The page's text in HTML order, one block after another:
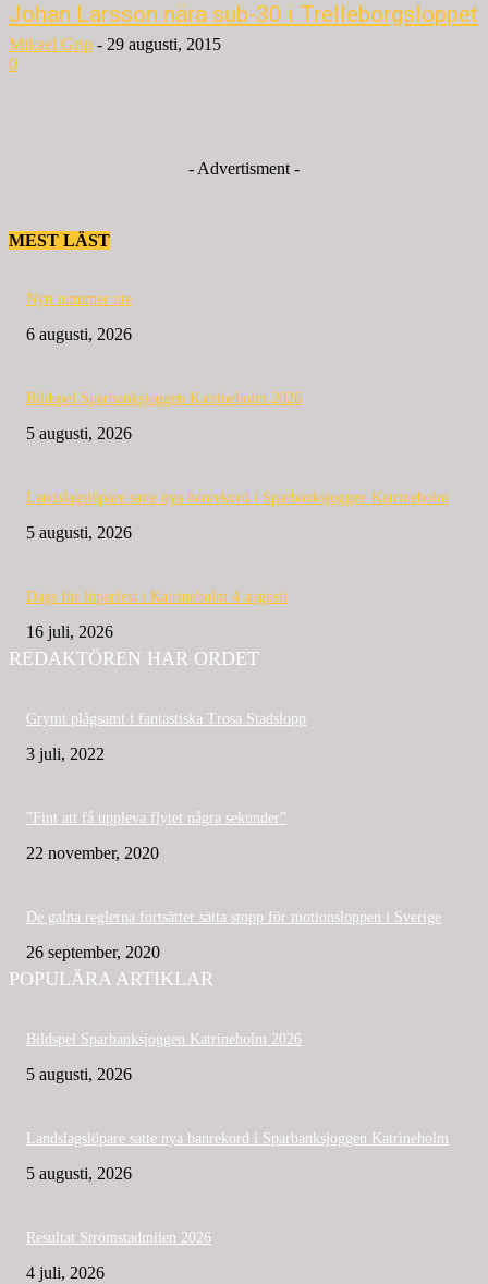
Johan Larsson nära sub-30 i Trelleborgsloppet
Mikael Grip - 29 augusti, 2015
0
- Advertisment -
MEST LÄST
Nytt nummer ute
6 augusti, 2026
Bildspel Sparbanksjoggen Katrineholm 2026
5 augusti, 2026
Landslagslöpare satte nya banrekord i Sparbanksjoggen Katrineholm
5 augusti, 2026
Dags för löparfest i Katrineholm 4 augusti
16 juli, 2026
REDAKTÖREN HAR ORDET
Grymt plågsamt i fantastiska Trosa Stadslopp
3 juli, 2022
”Fint att få uppleva flytet några sekunder”
22 november, 2020
De galna reglerna fortsätter sätta stopp för motionsloppen i Sverige
26 september, 2020
POPULÄRA ARTIKLAR
Bildspel Sparbanksjoggen Katrineholm 2026
5 augusti, 2026
Landslagslöpare satte nya banrekord i Sparbanksjoggen Katrineholm
5 augusti, 2026
Resultat Strömstadmilen 2026
4 juli, 2026